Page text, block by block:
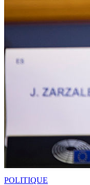
POLITIQUE